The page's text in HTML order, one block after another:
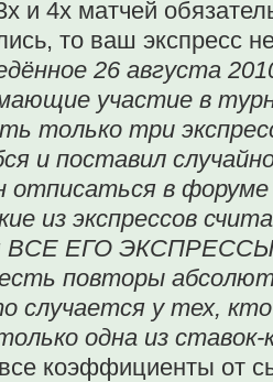
и 4х матчей
то ваш экспресс
26 августа
участие в
только три
и поставил
отписаться в
из экспрессов
ВСЕ ЕГО
есть повторы
случается у тех,
одна из ставок-
коэффициенты от